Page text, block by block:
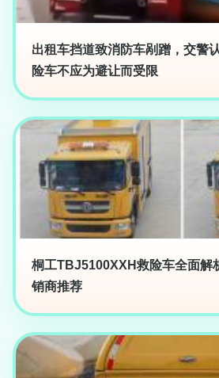
出租车挡道致消防车剐蹭，交警
险车不应为避让而受限
桐工TBJ5100XXH救险车全面解
销商推荐